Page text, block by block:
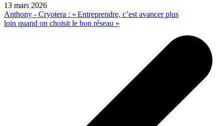
13 mars 2026
Anthony - Cryotera : « Entreprendre, c’est avancer plus
loin quand on choisit le bon réseau »